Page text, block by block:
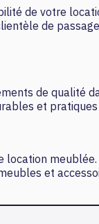
de votre
de
de qualité
et
et